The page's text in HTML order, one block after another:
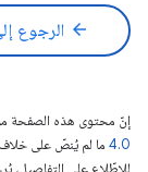
arrow_back الرجوع
إنّ محتوى هذه
4.0‏ ما لم يُنصّ على
للاطّلاع على التفاصيل،